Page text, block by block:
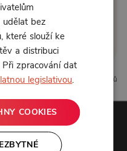
2 líbí 0 komentářů
udělat bez
které slouží ke
a distribuci
zpracování dat
legislativou.
COOKIES